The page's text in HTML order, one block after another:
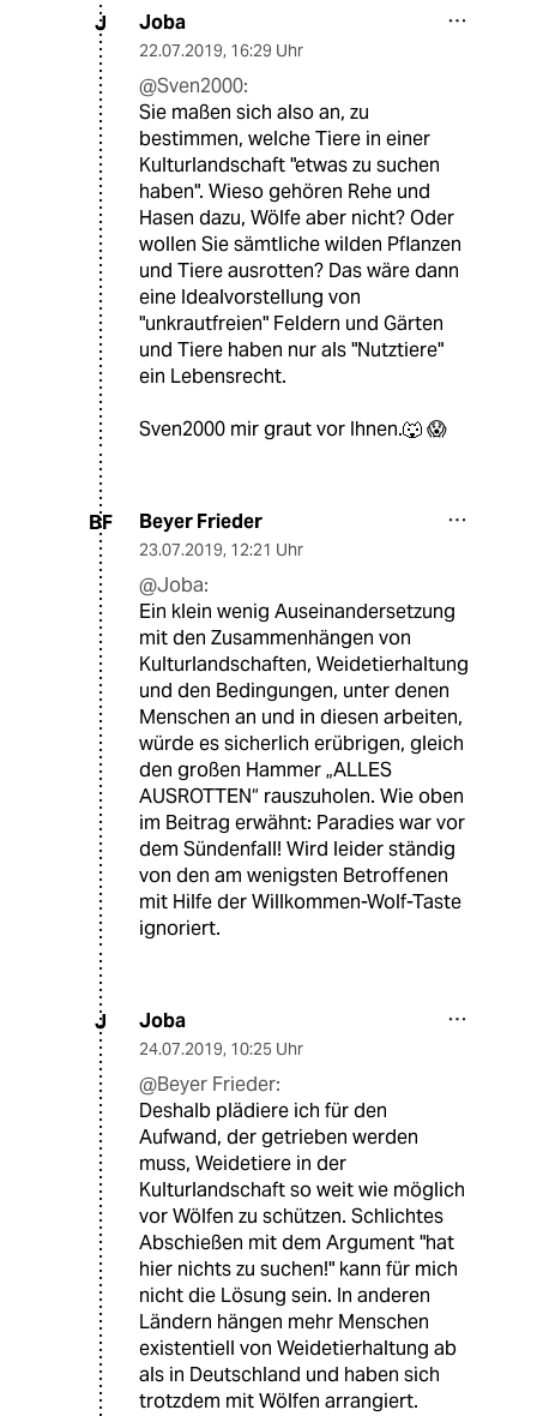
J Joba
22.07.2019, 16:29 Uhr
@Sven2000:
Sie maßen sich also an, zu
bestimmen, welche Tiere in einer
Kulturlandschaft "etwas zu suchen
haben". Wieso gehören Rehe und
Hasen dazu, Wölfe aber nicht? Oder
wollen Sie sämtliche wilden Pflanzen
und Tiere ausrotten? Das wäre dann
eine Idealvorstellung von
"unkrautfreien" Feldern und Gärten
und Tiere haben nur als "Nutztiere"
ein Lebensrecht.
Sven2000 mir graut vor Ihnen.🐺 😱
BF Beyer Frieder
23.07.2019, 12:21 Uhr
@Joba:
Ein klein wenig Auseinandersetzung
mit den Zusammenhängen von
Kulturlandschaften, Weidetierhaltung
und den Bedingungen, unter denen
Menschen an und in diesen arbeiten,
würde es sicherlich erübrigen, gleich
den großen Hammer „ALLES
AUSROTTEN“ rauszuholen. Wie oben
im Beitrag erwähnt: Paradies war vor
dem Sündenfall! Wird leider ständig
von den am wenigsten Betroffenen
mit Hilfe der Willkommen-Wolf-Taste
ignoriert.
J Joba
24.07.2019, 10:25 Uhr
@Beyer Frieder:
Deshalb plädiere ich für den
Aufwand, der getrieben werden
muss, Weidetiere in der
Kulturlandschaft so weit wie möglich
vor Wölfen zu schützen. Schlichtes
Abschießen mit dem Argument "hat
hier nichts zu suchen!" kann für mich
nicht die Lösung sein. In anderen
Ländern hängen mehr Menschen
existentiell von Weidetierhaltung ab
als in Deutschland und haben sich
trotzdem mit Wölfen arrangiert.